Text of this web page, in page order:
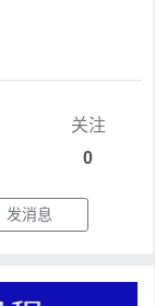
关注
0
发消息